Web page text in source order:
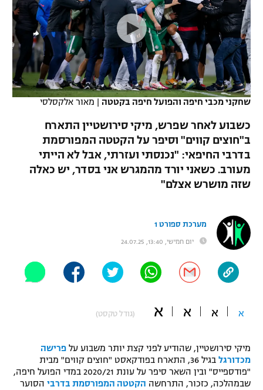
VOD
רץ ברשת
תוצאות
לוח שידורים
"מעל הליגה" – פודקאסט
"מחצית בשכונה" – פודקאסט
משתתפים וזוכים בפרסים
תקנון משתתפים וזוכים בפרסים
תקנון עבור פעילות אלקטרה
טניס
נבחרת ישראל
מכבי חיפה
בית"ר ירושלים
מכבי תל אביב
הפועל תל אביב
הפועל חיפה
הפועל באר שבע
בני יהודה
ליגה ספרדית
ליגה איטלקית
ליגה צרפתית
ליגה טורקית
ליגה סינית
ליגות נוספות
כדורסל נשים
מכבי תל אביב
הפועל חולון
הפועל ירושלים
דני אבדיה
יורוליג
יורוקאפ
טניס
כדוריד
כדורעף
ג'ודו
אגרוף
UFC
היאבקות WWE
ספורט מוטורי
כדורמים
פוטבול אמריקאי NFL
שחקני מכבי חיפה והפועל חיפה בקטטה | מאור אלקסלסי
כשבוע לאחר שפרש, מיקי סירושטיין התארח
ב"חוצים קווים" וסיפר על הקטטה המפורסמת
בדרבי החיפאי: "נכנסתי ועזרתי, אבל לא הייתי
מעורב. כשאני יורד מהמגרש אני בסדר, יש כאלה
שזה מושרש אצלם"
מערכת ספורט 1
יום חמישי, 13:40, 24.07.25
א א א א (גודל טקסט)
מיקי סירושטיין, שהודיע לפני קצת יותר משבוע על פרישה
מכדורגל
בגיל 36, התארח בפודקאסט "חוצים קווים" מבית
"פודספייס" ובין השאר סיפר על עונת 2020/21 במדי הפועל חיפה,
שבמהלכה, כזכור, התרחשה הקטטה המפורסמת בדרבי הסוער